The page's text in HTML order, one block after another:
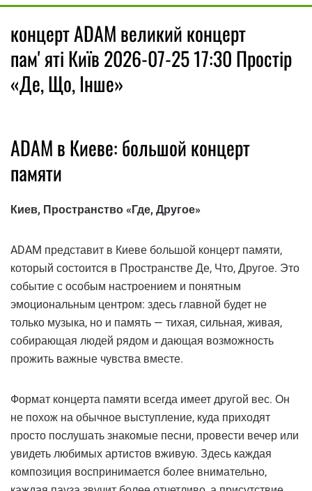
концерт ADAM великий концерт
памʼяті Київ 2026-07-25 17:30 Простір
«Де, Що, Інше»
ADAM в Киеве: большой концерт
памяти
Киев, Пространство «Где, Другое»
ADAM представит в Киеве большой концерт памяти,
который состоится в Пространстве Де, Что, Другое. Это
событие с особым настроением и понятным
эмоциональным центром: здесь главной будет не
только музыка, но и память — тихая, сильная, живая,
собирающая людей рядом и дающая возможность
прожить важные чувства вместе.
Формат концерта памяти всегда имеет другой вес. Он
не похож на обычное выступление, куда приходят
просто послушать знакомые песни, провести вечер или
увидеть любимых артистов вживую. Здесь каждая
композиция воспринимается более внимательно,